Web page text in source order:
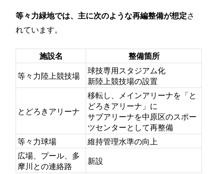
等々力緑地では、主に次のような再編整備が想定さ
れています。
施設名 整備箇所
等々力陸上競技場
球技専用スタジアム化
新陸上競技場の設置
とどろきアリーナ
移転し、メインアリーナを「と
どろきアリーナ」に
サブアリーナを中原区のスポー
ツセンターとして再整備
等々力球場
維持管理水準の向上
広場、プール、多
摩川との連絡路
新設